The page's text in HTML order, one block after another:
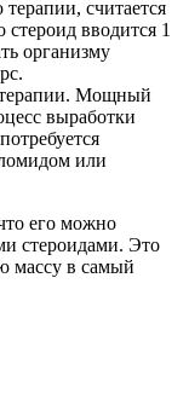
считается
вводится 1
организму
терапии. Мощный
выработки
или
его можно
стероидами. Это
массу в самый